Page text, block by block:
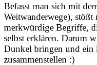
Befasst man sich mit
Weitwanderwege),
merkwürdige Begriffe,
selbst erklären. Darum
Dunkel bringen und ein
zusammenstellen :)